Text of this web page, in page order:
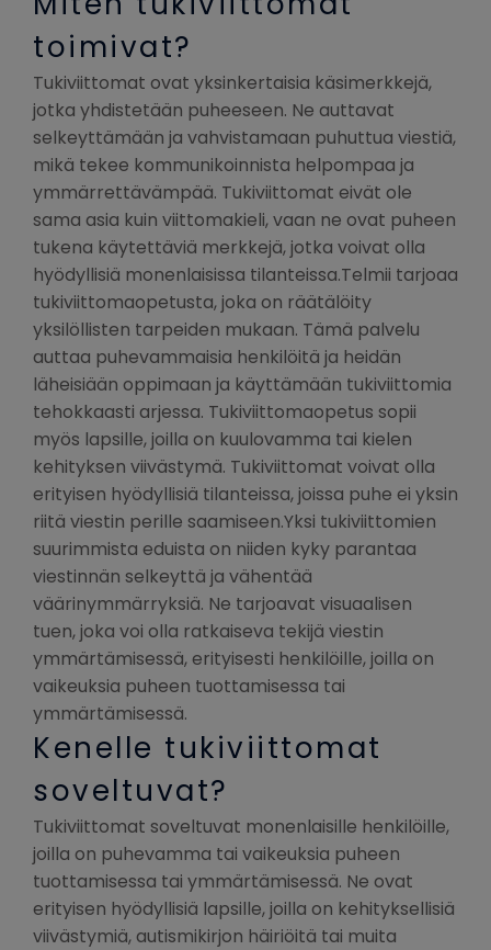
toimivat?
Tukiviittomat ovat yksinkertaisia käsimerkkejä,
jotka yhdistetään puheeseen. Ne auttavat
selkeyttämään ja vahvistamaan puhuttua viestiä,
mikä tekee kommunikoinnista helpompaa ja
ymmärrettävämpää. Tukiviittomat eivät ole
sama asia kuin viittomakieli, vaan ne ovat puheen
tukena käytettäviä merkkejä, jotka voivat olla
hyödyllisiä monenlaisissa tilanteissa.Telmii tarjoaa
tukiviittomaopetusta, joka on räätälöity
yksilöllisten tarpeiden mukaan. Tämä palvelu
auttaa puhevammaisia henkilöitä ja heidän
läheisiään oppimaan ja käyttämään tukiviittomia
tehokkaasti arjessa. Tukiviittomaopetus sopii
myös lapsille, joilla on kuulovamma tai kielen
kehityksen viivästymä. Tukiviittomat voivat olla
erityisen hyödyllisiä tilanteissa, joissa puhe ei yksin
riitä viestin perille saamiseen.Yksi tukiviittomien
suurimmista eduista on niiden kyky parantaa
viestinnän selkeyttä ja vähentää
väärinymmärryksiä. Ne tarjoavat visuaalisen
tuen, joka voi olla ratkaiseva tekijä viestin
ymmärtämisessä, erityisesti henkilöille, joilla on
vaikeuksia puheen tuottamisessa tai
ymmärtämisessä.
Kenelle tukiviittomat
soveltuvat?
Tukiviittomat soveltuvat monenlaisille henkilöille,
joilla on puhevamma tai vaikeuksia puheen
tuottamisessa tai ymmärtämisessä. Ne ovat
erityisen hyödyllisiä lapsille, joilla on kehityksellisiä
viivästymiä, autismikirjon häiriöitä tai muita